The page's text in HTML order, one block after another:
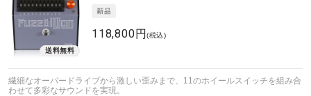
118,800円(税込)
繊細なオーバードライブから激しい歪みまで、11のホイールスイッチを組み合
わせて多彩なサウンドを実現。